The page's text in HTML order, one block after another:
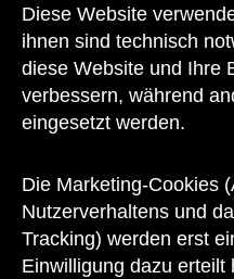
Diese Website
ihnen sind technisch
diese Website und Ihre
verbessern, während
eingesetzt werden.
Die Marketing-Cookies
Nutzerverhaltens und
Tracking) werden erst
Einwilligung dazu erteilt
Kontakt
zu den
auch telefonisch zur
+43 1 505 87 47